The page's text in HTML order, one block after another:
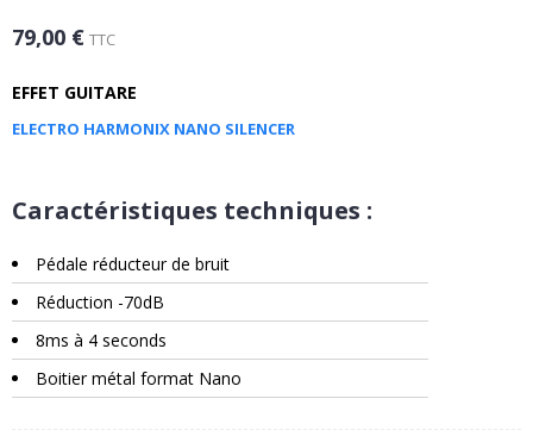
79,00 € TTC
EFFET GUITARE
ELECTRO HARMONIX NANO SILENCER
Caractéristiques techniques :
Pédale réducteur de bruit
Réduction -70dB
8ms à 4 seconds
Boitier métal format Nano